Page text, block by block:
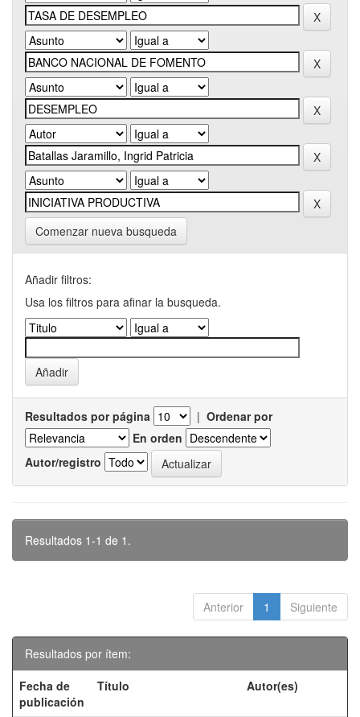
Comenzar nueva busqueda
Añadir filtros:
Usa los filtros para afinar la busqueda.
Resultados por página | Ordenar por
En orden
Autor/registro
Resultados 1-1 de 1.
Anterior 1 Siguiente
Resultados por ítem:
Fecha de
publicación
Título Autor(es)